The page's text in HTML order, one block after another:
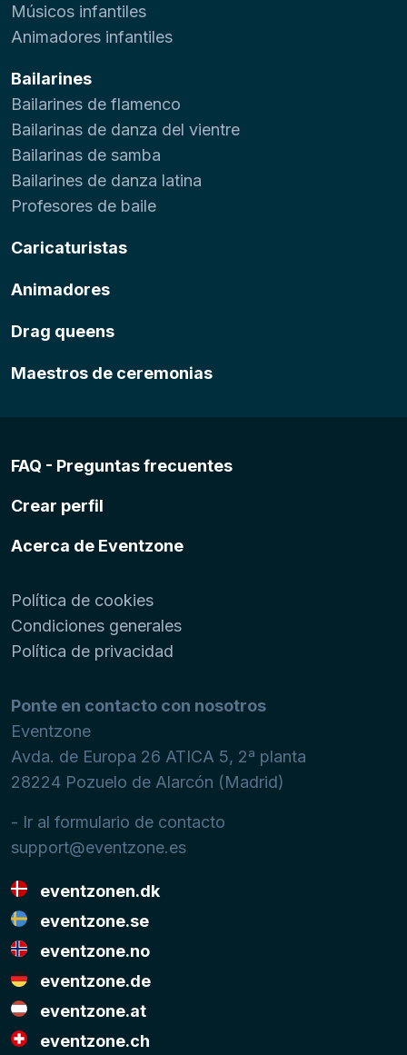
Músicos infantiles
Animadores infantiles
Bailarines
Bailarines de flamenco
Bailarinas de danza del vientre
Bailarinas de samba
Bailarines de danza latina
Profesores de baile
Caricaturistas
Animadores
Drag queens
Maestros de ceremonias
FAQ - Preguntas frecuentes
Crear perfil
Acerca de Eventzone
Política de cookies
Condiciones generales
Política de privacidad
Ponte en contacto con nosotros
Eventzone
Avda. de Europa 26 ATICA 5, 2ª planta
28224 Pozuelo de Alarcón (Madrid)
- Ir al formulario de contacto
support@eventzone.es
eventzonen.dk
eventzone.se
eventzone.no
eventzone.de
eventzone.at
eventzone.ch